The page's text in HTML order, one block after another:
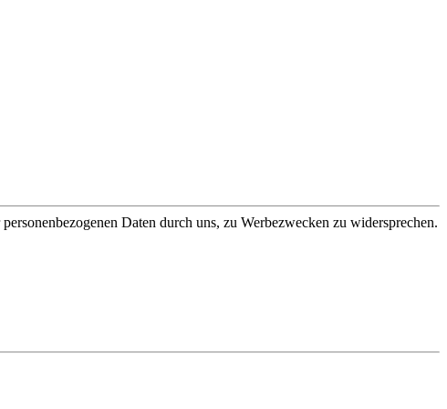
Daten durch uns, zu Werbezwecken zu widersprechen.